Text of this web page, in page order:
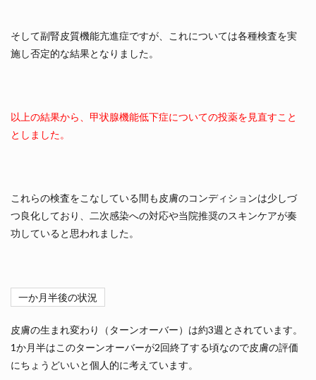
そして副腎皮質機能亢進症ですが、これについては各種検査を実
施し否定的な結果となりました。
以上の結果から、甲状腺機能低下症についての投薬を見直すこと
としました。
これらの検査をこなしている間も皮膚のコンディションは少しづ
つ良化しており、二次感染への対応や当院推奨のスキンケアが奏
功していると思われました。
一か月半後の状況
皮膚の生まれ変わり（ターンオーバー）は約3週とされています。
1か月半はこのターンオーバーが2回終了する頃なので皮膚の評価
にちょうどいいと個人的に考えています。